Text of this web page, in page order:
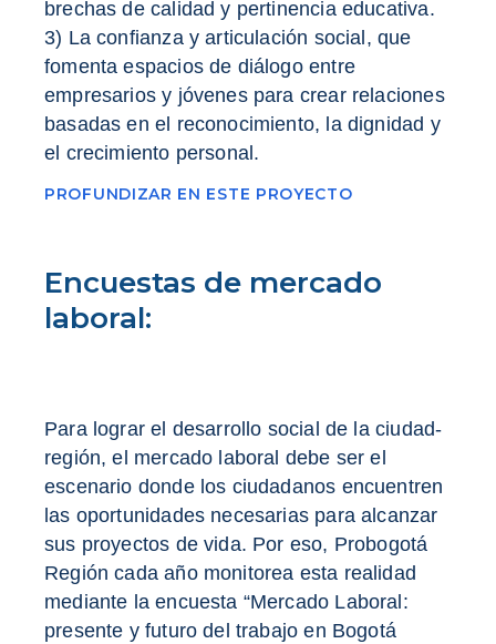
brechas de calidad y pertinencia educativa.
3) La confianza y articulación social, que
fomenta espacios de diálogo entre
empresarios y jóvenes para crear relaciones
basadas en el reconocimiento, la dignidad y
el crecimiento personal.
PROFUNDIZAR EN ESTE PROYECTO
Encuestas de mercado
laboral:
Para lograr el desarrollo social de la ciudad-
región, el mercado laboral debe ser el
escenario donde los ciudadanos encuentren
las oportunidades necesarias para alcanzar
sus proyectos de vida. Por eso, Probogotá
Región cada año monitorea esta realidad
mediante la encuesta “Mercado Laboral:
presente y futuro del trabajo en Bogotá